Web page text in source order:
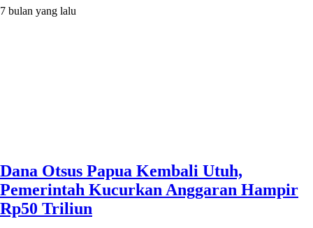
7 bulan yang lalu
Dana Otsus Papua Kembali Utuh,
Pemerintah Kucurkan Anggaran Hampir
Rp50 Triliun